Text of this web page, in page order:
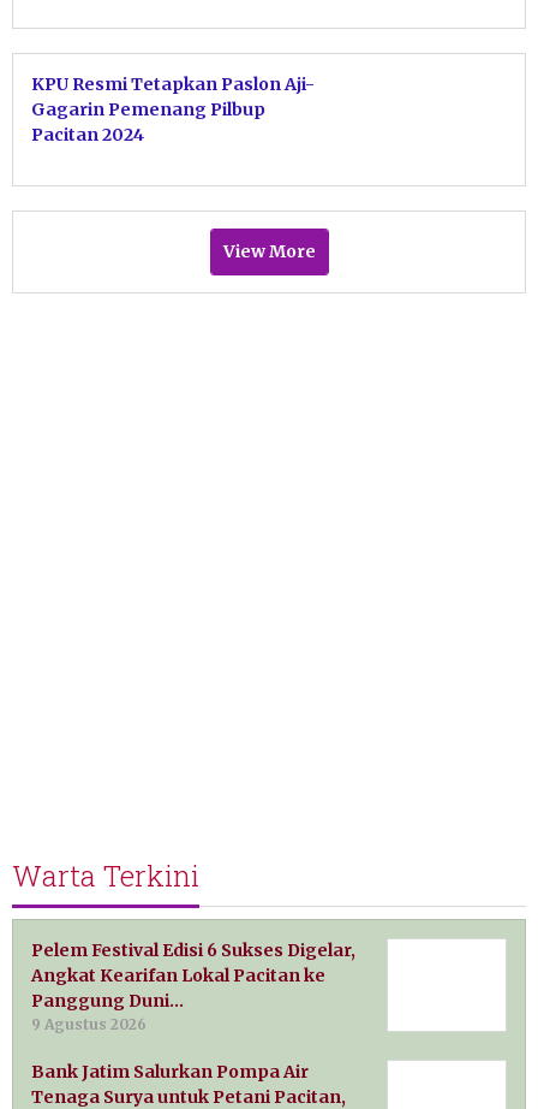
KPU Resmi Tetapkan Paslon Aji-
Gagarin Pemenang Pilbup
Pacitan 2024
View More
Warta Terkini
Pelem Festival Edisi 6 Sukses Digelar,
Angkat Kearifan Lokal Pacitan ke
Panggung Duni…
9 Agustus 2026
Bank Jatim Salurkan Pompa Air
Tenaga Surya untuk Petani Pacitan,